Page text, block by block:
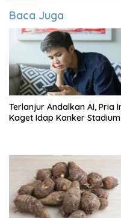
Baca Juga
Terlanjur Andalkan AI, Pria
Kaget Idap Kanker